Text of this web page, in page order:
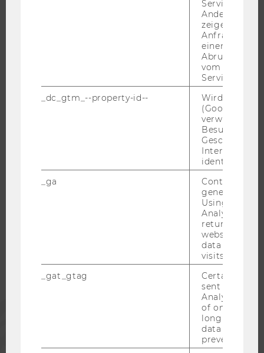
JOBS MIT WU-STUDIUM
ALUMNI
Service
Andere
zeigen Opt-
Anfrage im
einen Fehler
Abrufen
vom AMP
Service an.
_dc_gtm_--property-id--
Wird von
(Google Tag
verwendet,
Besucher
Geschlecht
Interessen zu
identifizieren.
_ga
Contains a
generated
Using this
Analytics can
returning
website and
data from
visits.
_gat_gtag
Certain data
sent to
Analytics a
of once per
long as it is
data
prevented.